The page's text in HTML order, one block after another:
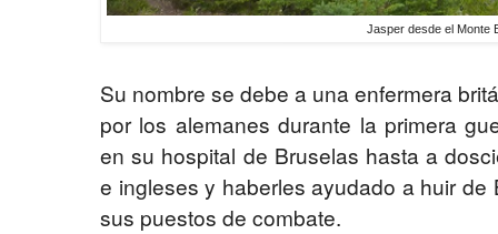
Jasper desde el Monte
Su nombre se debe a una enfermera
por los alemanes durante la primera
en su hospital de Bruselas hasta a
e ingleses y haberles ayudado a huir
sus puestos de combate.